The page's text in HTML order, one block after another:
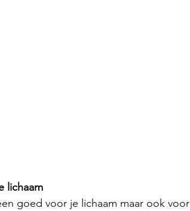
lichaam
goed voor je lichaam maar ook